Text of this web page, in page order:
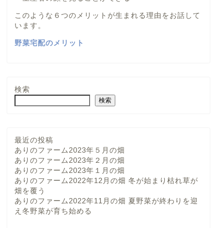
このような６つのメリットが生まれる理由をお話して
います。
野菜宅配のメリット
検索
検索
最近の投稿
ありのファーム2023年５月の畑
ありのファーム2023年２月の畑
ありのファーム2023年１月の畑
ありのファーム2022年12月の畑 冬が始まり枯れ草が
畑を覆う
ありのファーム2022年11月の畑 夏野菜が終わりを迎
え冬野菜が育ち始める